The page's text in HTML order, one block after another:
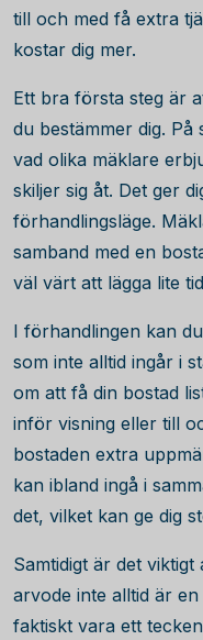
till och med få extra
kostar dig mer.
Ett bra första steg är
du bestämmer dig.
vad olika mäklare
skiljer sig åt. Det ger
förhandlingsläge.
samband med en
väl värt att lägga lite
I förhandlingen kan
som inte alltid ingår i
om att få din bostad
inför visning eller till
bostaden extra
kan ibland ingå i
det, vilket kan ge dig
Samtidigt är det
arvode inte alltid är
faktiskt vara ett